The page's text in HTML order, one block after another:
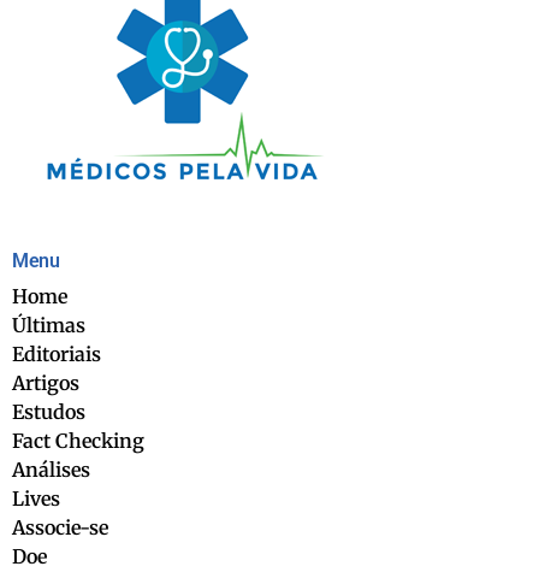
Menu
Home
Últimas
Editoriais
Artigos
Estudos
Fact Checking
Análises
Lives
Associe-se
Doe